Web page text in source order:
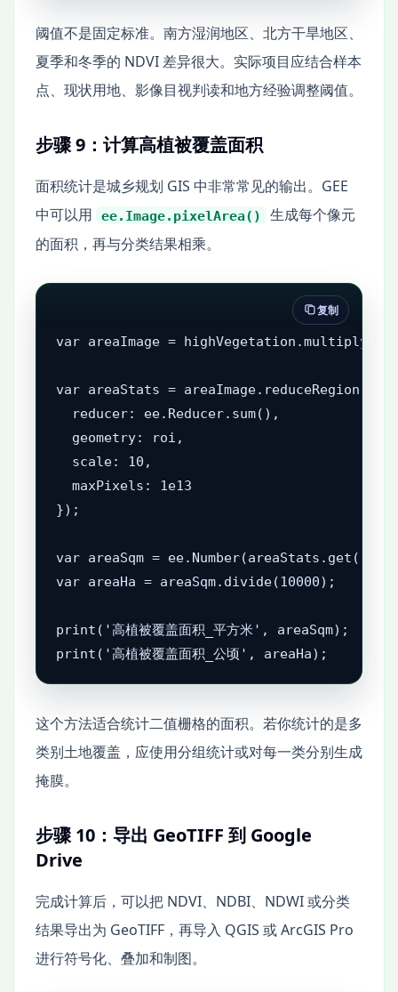
阈值不是固定标准。南方湿润地区、北方干旱地区、
夏季和冬季的 NDVI 差异很大。实际项目应结合样本
点、现状用地、影像目视判读和地方经验调整阈值。
步骤 9：计算高植被覆盖面积
面积统计是城乡规划 GIS 中非常常见的输出。GEE
中可以用
ee.Image.pixelArea()
生成每个像元
的面积，再与分类结果相乘。
var areaImage =
var areaStats = areaImage.reduceRegion({
  reducer: ee.Reducer.sum(),
  geometry: roi,
  scale: 10,
  maxPixels: 1e13
});
var areaSqm =
var areaHa = areaSqm.divide(10000);
print('高植被覆盖面积_平方米', areaSqm);
print('高植被覆盖面积_公顷', areaHa);
复制
这个方法适合统计二值栅格的面积。若你统计的是多
类别土地覆盖，应使用分组统计或对每一类分别生成
掩膜。
步骤 10：导出 GeoTIFF 到 Google
Drive
完成计算后，可以把 NDVI、NDBI、NDWI 或分类
结果导出为 GeoTIFF，再导入 QGIS 或 ArcGIS Pro
进行符号化、叠加和制图。